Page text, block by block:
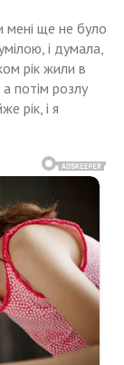
мені ще не було
і думала,
рік жили в
а потім розлу
рік, і я